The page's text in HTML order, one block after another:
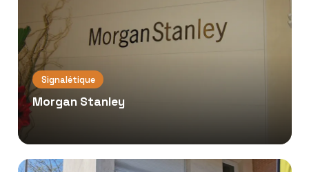
Signalétique
Morgan Stanley